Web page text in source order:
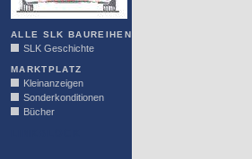
ALLE SLK BAUREIHEN
SLK Geschichte
MARKTPLATZ
Kleinanzeigen
Sonderkonditionen
Bücher